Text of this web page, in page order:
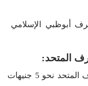
أبوظبي الإسلامي
المتحد:
بلغ سعر الريال السعودي في المصرف المتحد نحو 5 جنيهات